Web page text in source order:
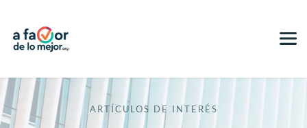
ARTÍCULOS DE INTERÉS